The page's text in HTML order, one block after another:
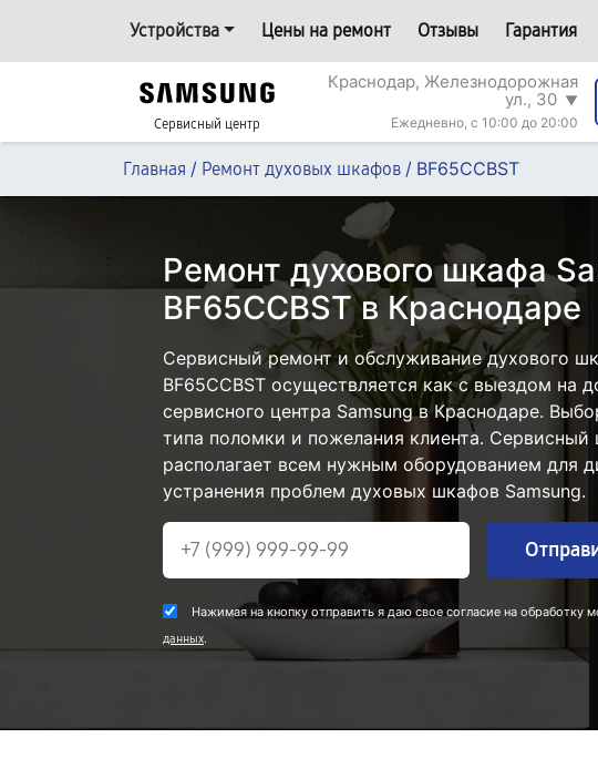
Устройства Цены на ремонт Отзывы Гарантия
Сервисный центр
Краснодар, Железнодорожная
ул., 30 ▼
Ежедневно, с 10:00 до 20:00
Главная / Ремонт духовых шкафов / BF65CCBST
Ремонт духового шкафа
BF65CCBST в Краснодаре
Сервисный ремонт и обслуживание духового
BF65CCBST осуществляется как с выездом на
сервисного центра Samsung в Краснодаре.
типа поломки и пожелания клиента. Сервисный
располагает всем нужным оборудованием для
устранения проблем духовых шкафов Samsung.
Нажимая на кнопку отправить я даю свое согласие на обработку
данных.